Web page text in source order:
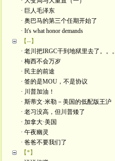
· 巨人毛泽东
· 奥巴马的第三个任期开始了
· It's what honor demands
【--】
· 老川把IRGC干到地狱里去了。。。
· 梅西不会万岁
· 民主的前途
· 签的是MOU，不是协议
· 川普加油！
· 斯蒂文·米勒－美国的低配版王沪
· 老习没高，但川普矮了
· 加拿大·美国
· 午夜幽灵
· 爸爸不要我们了
【*】